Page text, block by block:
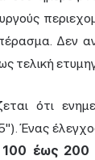
Δεν
τελική
ότι
Ένας
100 έως 200